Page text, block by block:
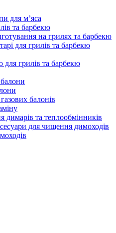
для м’яса
та барбекю
на грилях та барбекю
для грилів та барбекю
для грилів та барбекю
балонів
та теплообмінників
для чищення димоходів